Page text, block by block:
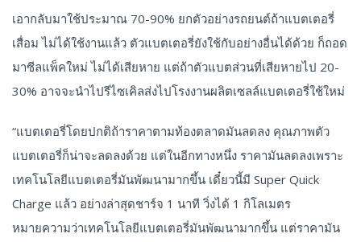
เอากลับมาใช้ประมาณ 70-90% ยกตัวอย่างรถยนต์ถ้าแบตเตอรี่
เสื่อม ไม่ได้ใช้งานแล้ว ตัวแบตเตอรี่ยังใช้กับอย่างอื่นได้ด้วย ก็ถอด
มาซีลแพ็คใหม่ ไม่ได้เสียหาย แต่ถ้าตัวแบตส่วนที่เสียหายไป 20-
30% อาจจะนำไปรีไซเคิลส่งไปโรงงานผลิตเซลล์แบตเตอรี่ใช้ใหม่
“แบตเตอรี่โดยปกติถ้าราคาตามท้องตลาดมันลดลง คุณภาพตัว
แบตเตอรี่ก็น่าจะลดลงด้วย แต่ในอีกทางหนึ่ง ราคามันลดลงเพราะ
เทคโนโลยีแบตเตอรี่มันพัฒนามากขึ้น เดี๋ยวนี้มี Super Quick
Charge แล้ว อย่างล่าสุดชาร์จ 1 นาที วิ่งได้ 1 กิโลเมตร
หมายความว่าเทคโนโลยีแบตเตอรี่มันพัฒนามากขึ้น แต่ราคามัน